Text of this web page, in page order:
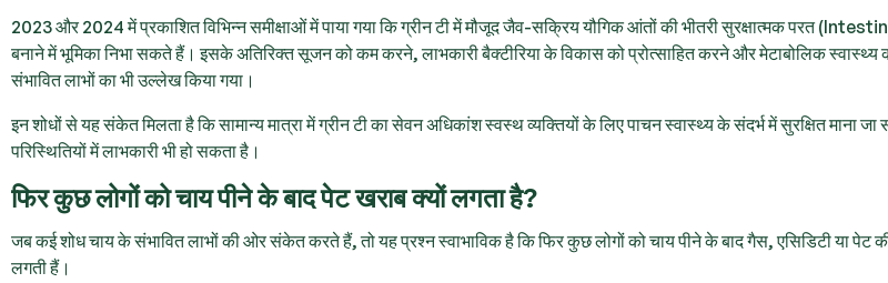
2023 और 2024 में प्रकाशित विभिन्न समीक्षाओं में पाया गया कि ग्रीन टी में मौजूद जैव-सक्रिय यौगिक आंतों की भीतरी सुरक्षात्मक परत
बनाने में भूमिका निभा सकते हैं। इसके अतिरिक्त सूजन को कम करने, लाभकारी बैक्टीरिया के विकास को प्रोत्साहित करने और मेटाबोलिक
संभावित लाभों का भी उल्लेख किया गया।
इन शोधों से यह संकेत मिलता है कि सामान्य मात्रा में ग्रीन टी का सेवन अधिकांश स्वस्थ व्यक्तियों के लिए पाचन स्वास्थ्य के संदर्भ में सुरक्षित माना
परिस्थितियों में लाभकारी भी हो सकता है।
फिर कुछ लोगों को चाय पीने के बाद पेट खराब क्यों लगता है?
जब कई शोध चाय के संभावित लाभों की ओर संकेत करते हैं, तो यह प्रश्न स्वाभाविक है कि फिर कुछ लोगों को चाय पीने के बाद गैस, एसिडिटी या पेट
लगती हैं।